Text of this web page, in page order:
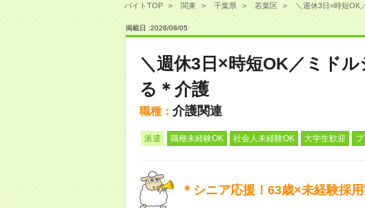
バイトTOP 関東 千葉県 若葉区 ＼週休3日×時短OK
掲載日 :2026/08/05
＼週休3日×時短OK／ミド
る＊介護
職種： 介護関連
派遣 職種未経験OK 社会人未経験OK 大学生歓迎
＊シニア応援！63歳×未経験採